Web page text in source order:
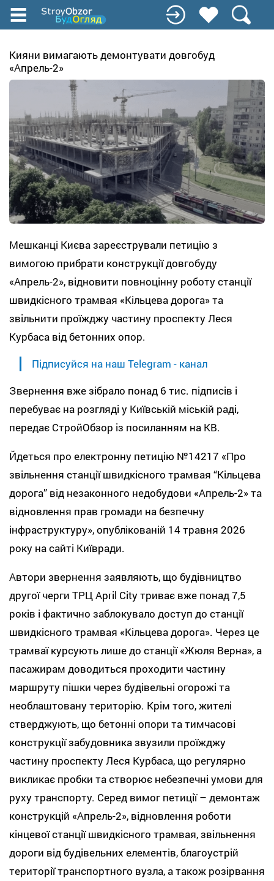
Перейти
до
вмісту
Кияни вимагають демонтувати довгобуд
«Апрель-2»
Мешканці Києва зареєстрували петицію з
вимогою прибрати конструкції довгобуду
«Апрель-2», відновити повноцінну роботу станції
швидкісного трамвая «Кільцева дорога» та
звільнити проїжджу частину проспекту Леся
Курбаса від бетонних опор.
Підписуйся на наш Telegram - канал
Звернення вже зібрало понад 6 тис. підписів і
перебуває на розгляді у Київській міській раді,
передає СтройОбзор із посиланням на КВ.
Йдеться про електронну петицію №14217 «Про
звільнення станції швидкісного трамвая “Кільцева
дорога” від незаконного недобудови «Апрель-2» та
відновлення прав громади на безпечну
інфраструктуру», опублікованій 14 травня 2026
року на сайті Київради.
Автори звернення заявляють, що будівництво
другої черги ТРЦ April City триває вже понад 7,5
років і фактично заблокувало доступ до станції
швидкісного трамвая «Кільцева дорога». Через це
трамваї курсують лише до станції «Жюля Верна», а
пасажирам доводиться проходити частину
маршруту пішки через будівельні огорожі та
необлаштовану територію. Крім того, жителі
стверджують, що бетонні опори та тимчасові
конструкції забудовника звузили проїжджу
частину проспекту Леся Курбаса, що регулярно
викликає пробки та створює небезпечні умови для
руху транспорту. Серед вимог петиції – демонтаж
конструкцій «Апрель-2», відновлення роботи
кінцевої станції швидкісного трамвая, звільнення
дороги від будівельних елементів, благоустрій
території транспортного вузла, а також розірвання